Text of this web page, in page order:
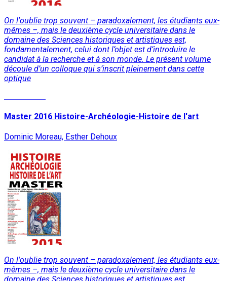
On l'oublie trop souvent – paradoxalement, les étudiants eux-
mêmes –, mais le deuxième cycle universitaire dans le
domaine des Sciences historiques et artistiques est,
fondamentalement, celui dont l’objet est d’introduire le
candidat à la recherche et à son monde. Le présent volume
découle d’un colloque qui s’inscrit pleinement dans cette
optique
Master 2016 Histoire-Archéologie-Histoire de l'art
Dominic Moreau, Esther Dehoux
On l'oublie trop souvent – paradoxalement, les étudiants eux-
mêmes –, mais le deuxième cycle universitaire dans le